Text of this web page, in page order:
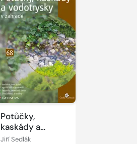
Potůčky,
kaskády a
vodotrysky v
Jiří Sedlák